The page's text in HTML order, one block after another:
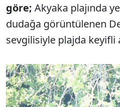
göre; Akyaka plajında
dudağa görüntülenen
sevgilisiyle plajda keyifli